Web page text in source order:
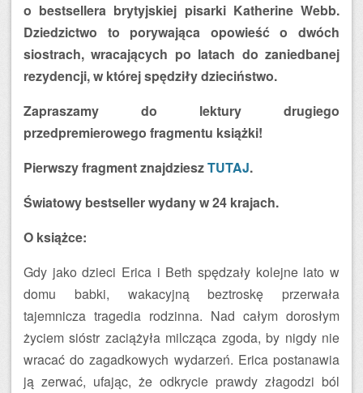
o bestsellera brytyjskiej pisarki Katherine Webb.
Dziedzictwo to porywająca opowieść o dwóch
siostrach, wracających po latach do zaniedbanej
rezydencji, w której spędziły dzieciństwo.
Zapraszamy do lektury drugiego
przedpremierowego fragmentu książki!
Pierwszy fragment znajdzieszTUTAJ.
Światowy bestseller wydany w 24 krajach.
O książce:
Gdy jako dzieci Erica i Beth spędzały kolejne lato w
domu babki, wakacyjną beztroskę przerwała
tajemnicza tragedia rodzinna. Nad całym dorosłym
życiem sióstr zaciążyła milcząca zgoda, by nigdy nie
wracać do zagadkowych wydarzeń. Erica postanawia
ją zerwać, ufając, że odkrycie prawdy złagodzi ból